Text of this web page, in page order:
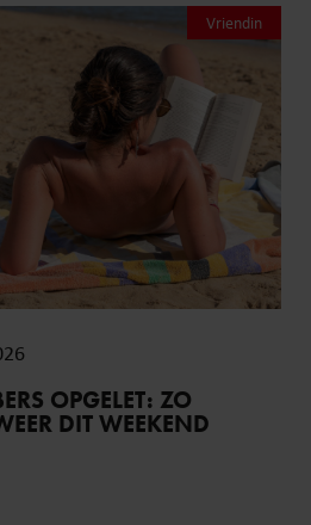
Vriendin
OPGELET: ZO
DIT WEEKEND